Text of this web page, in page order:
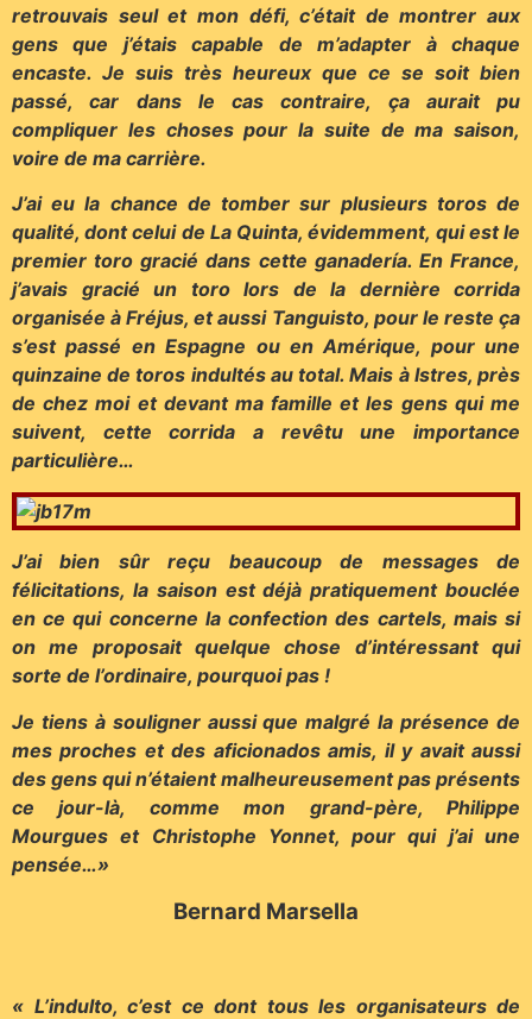
retrouvais seul et mon défi, c’était de montrer aux
gens que j’étais capable de m’adapter à chaque
encaste. Je suis très heureux que ce se soit bien
passé, car dans le cas contraire, ça aurait pu
compliquer les choses pour la suite de ma saison,
voire de ma carrière.
J’ai eu la chance de tomber sur plusieurs toros de
qualité, dont celui de La Quinta, évidemment, qui est le
premier toro gracié dans cette ganadería. En France,
j’avais gracié un toro lors de la dernière corrida
organisée à Fréjus, et aussi Tanguisto, pour le reste ça
s’est passé en Espagne ou en Amérique, pour une
quinzaine de toros indultés au total. Mais à Istres, près
de chez moi et devant ma famille et les gens qui me
suivent, cette corrida a revêtu une importance
particulière…
J’ai bien sûr reçu beaucoup de messages de
félicitations, la saison est déjà pratiquement bouclée
en ce qui concerne la confection des cartels, mais si
on me proposait quelque chose d’intéressant qui
sorte de l’ordinaire, pourquoi pas !
Je tiens à souligner aussi que malgré la présence de
mes proches et des aficionados amis, il y avait aussi
des gens qui n’étaient malheureusement pas présents
ce jour-là, comme mon grand-père, Philippe
Mourgues et Christophe Yonnet, pour qui j’ai une
pensée…»
Bernard Marsella
« L’indulto, c’est ce dont tous les organisateurs de